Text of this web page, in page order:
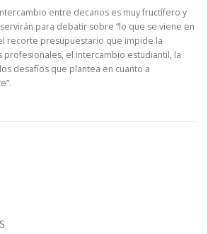
entre decanos es muy fructífero y
para debatir sobre “lo que se viene en
recorte presupuestario que impide la
profesionales, el intercambio estudiantil, la
desafíos que plantea en cuanto a